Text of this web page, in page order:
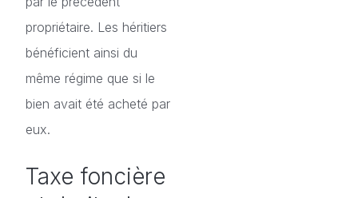
propriétaire. Les héritiers
bénéficient ainsi du
même régime que si le
bien avait été acheté par
eux.
Taxe foncière